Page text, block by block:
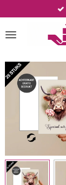
direct
naar
de